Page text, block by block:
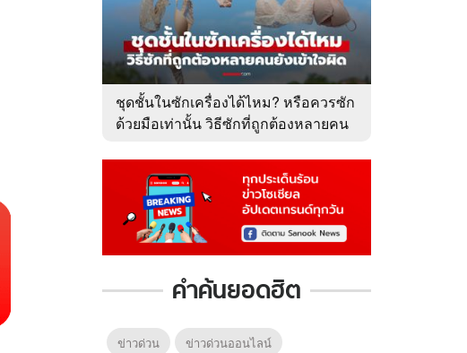
ชุดชั้นในซักเครื่องได้ไหม? หรือควรซัก
ด้วยมือเท่านั้น วิธีซักที่ถูกต้องหลายคน
คำค้นยอดฮิต
ข่าวด่วน
ข่าวด่วนออนไลน์